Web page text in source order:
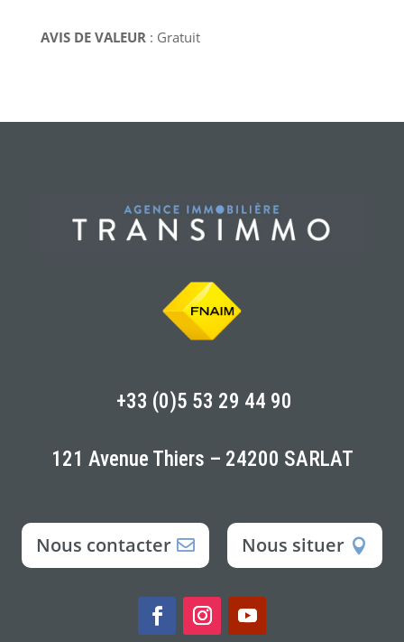
AVIS DE VALEUR: Gratuit
+33 (0)5 53 29 44 90
121 Avenue Thiers – 24200 SARLAT
Nous contacter Nous situer